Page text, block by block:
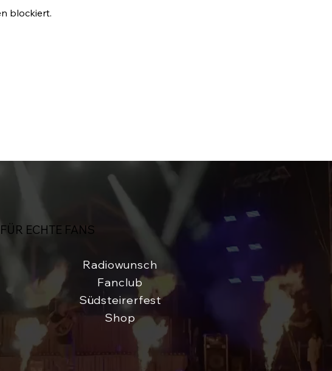
blockiert.
ECHTE FANS
Radiowunsch
Fanclub
Südsteirerfest
Shop